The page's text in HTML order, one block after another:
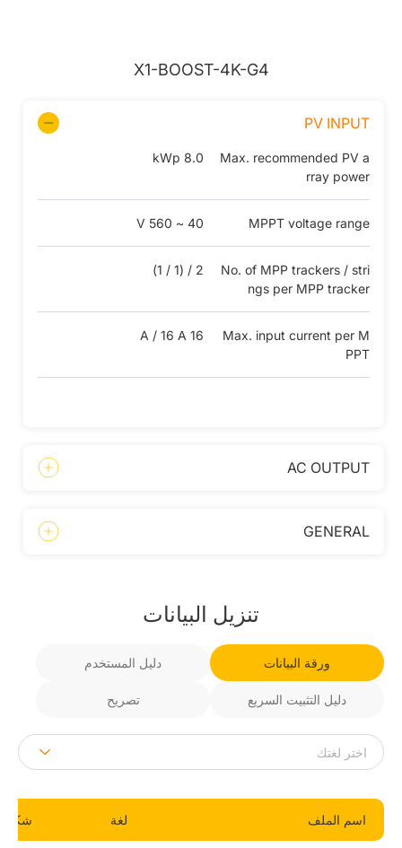
X1-BOOST-4K-G4
PV INPUT
Max. recommended PV a
rray power
8.0 kWp
MPPT voltage range
40 ~ 560 V
No. of MPP trackers / stri
ngs per MPP tracker
2 / (1 / 1)
Max. input current per M
PPT
16 A / 16 A
AC OUTPUT
GENERAL
تنزيل البيانات
ورقة البيانات دليل المستخدم
دليل التثبيت السريع تصريح
اسم الملف لغة شكل